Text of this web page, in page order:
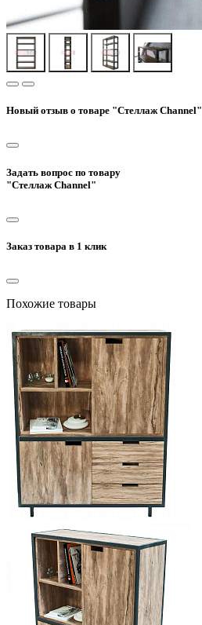
Новый отзыв о товаре "Стеллаж Channel"
Задать вопрос по товару
"Стеллаж Channel"
Заказ товара в 1 клик
Похожие товары